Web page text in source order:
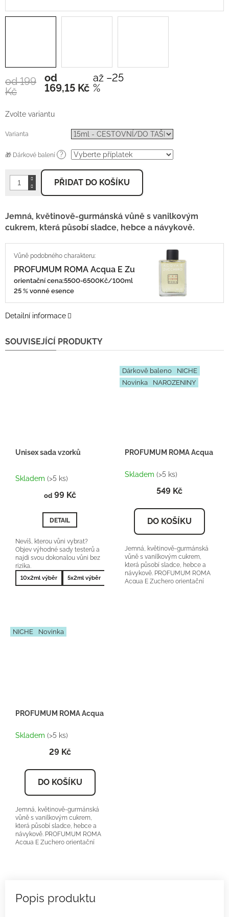
od 199
Kč
až –25
%
od
169,15 Kč Měrná
cena:
Zvolte variantu
Varianta
🎁 Dárkové balení ?
PŘIDAT DO KOŠÍKU
Jemná, květinově-gurmánská vůně s vanilkovým
cukrem, která působí sladce, hebce a návykově.
PROFUMUM ROMA Acqua E Zuchero
orientační cena:5500-6500Kč/100ml
25 % vonné esence
Detailní informace
SOUVISEJÍCÍ PRODUKTY
Unisex sada vzorků
hodnocení
je
z
5
Skladem (>5 ks)
od99 Kč
DETAIL
Nevíš, kterou vůni vybrat?
Objev výhodné sady testerů a
najdi svou dokonalou vůni bez
rizika.
10x2ml výběr 5x2ml výběr 10x2ml nejprodávanější 5x2ml
Dárkově baleno
NICHE
Novinka
NAROZENINY
PROFUMUM ROMA Acqua E
Skladem (>5 ks)
549 Kč
DO KOŠÍKU
Jemná, květinově-gurmánská
vůně s vanilkovým cukrem,
která působí sladce, hebce a
návykově. PROFUMUM ROMA
Acqua E Zuchero orientační
NICHE Novinka
PROFUMUM ROMA Acqua E Zucchero - Inspirace U078 -
Skladem (>5 ks)
29 Kč
DO KOŠÍKU
Jemná, květinově-gurmánská
vůně s vanilkovým cukrem,
která působí sladce, hebce a
návykově. PROFUMUM ROMA
Acqua E Zuchero orientační